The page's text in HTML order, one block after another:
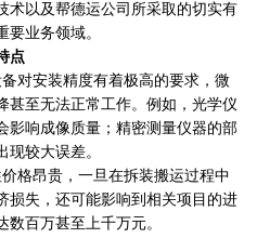
术以及帮德运公司所采取的切实有
业务领域。
点
对安装精度有着极高的要求，微
甚至无法正常工作。例如，光学仪
影响成像质量；精密测量仪器的部
较大误差。
格昂贵，一旦在拆装搬运过程中
损失，还可能影响到相关项目的进
百万甚至上千万元。